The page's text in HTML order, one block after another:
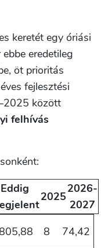
keretét egy óriási
eredetileg
öt prioritás
fejlesztési
között
felhívás
Eddig
2025
2026-
2027
8 74,42